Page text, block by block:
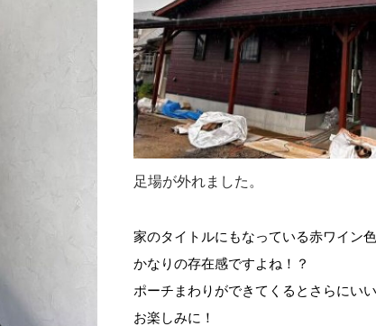
足場が外れました。
家のタイトルにもなっている赤ワイン
かなりの存在感ですよね！？
ポーチまわりができてくるとさらにい
お楽しみに！